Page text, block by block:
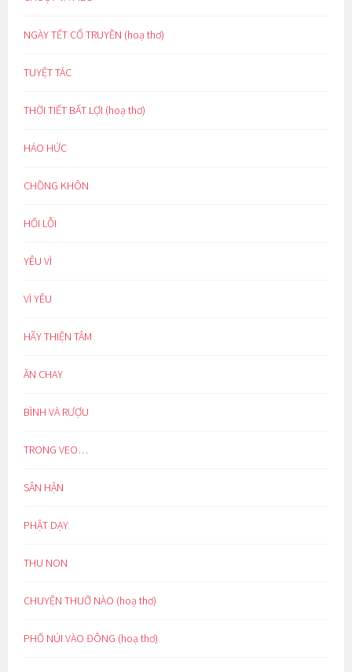
NGÀY TẾT CỔ TRUYỀN (hoạ thơ)
TUYỆT TÁC
THỜI TIẾT BẤT LỢI (hoạ thơ)
HÁO HỨC
CHỒNG KHÔN
HỐI LỖI
YÊU VÌ
VÌ YÊU
HÃY THIỆN TÂM
ĂN CHAY
BÌNH VÀ RƯỢU
TRONG VEO…
SÂN HẬN
PHẬT DẠY
THU NON
CHUYỆN THUỞ NÀO (hoạ thơ)
PHỐ NÚI VÀO ĐÔNG (hoạ thơ)